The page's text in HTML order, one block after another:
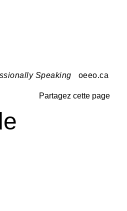
Speaking oeeo.ca
Partagez cette page